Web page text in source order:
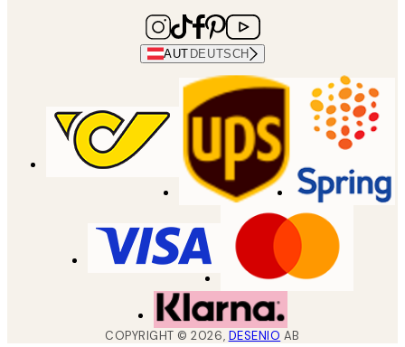
AUT DEUTSCH
COPYRIGHT ©2026, DESENIO AB